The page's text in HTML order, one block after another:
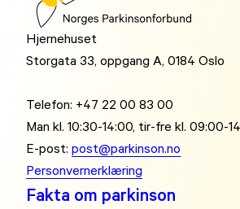
Hjernehuset
Storgata 33, oppgang A, 0184 Oslo
Telefon: +47 22 00 83 00
Man kl. 10:30-14:00, tir-fre kl. 09:00-
E-post:post@parkinson.no
Personvernerklæring
Fakta om parkinson